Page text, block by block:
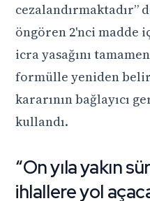
öngören 2'nci madde
icra yasağını
formülle yeniden
kararının bağlayıcı
kullandı.
“On yıla yakın
ihlallere yol